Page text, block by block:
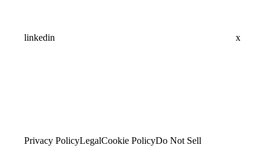
linkedin x
Privacy PolicyLegalCookie PolicyDo Not Sell